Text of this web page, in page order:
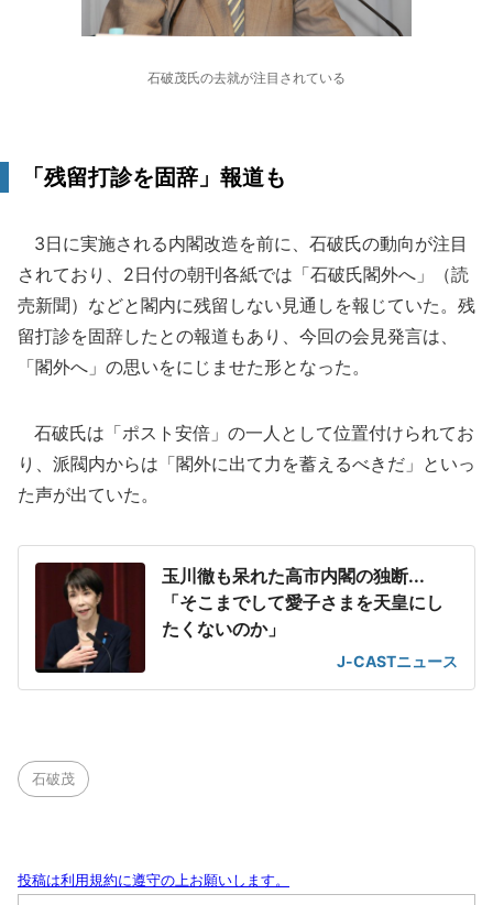
石破茂氏の去就が注目されている
「残留打診を固辞」報道も
3日に実施される内閣改造を前に、石破氏の動向が注目
されており、2日付の朝刊各紙では「石破氏閣外へ」（読
売新聞）などと閣内に残留しない見通しを報じていた。残
留打診を固辞したとの報道もあり、今回の会見発言は、
「閣外へ」の思いをにじませた形となった。
石破氏は「ポスト安倍」の一人として位置付けられてお
り、派閥内からは「閣外に出て力を蓄えるべきだ」といっ
た声が出ていた。
玉川徹も呆れた高市内閣の独断...
「そこまでして愛子さまを天皇にし
たくないのか」
J-CASTニュース
石破茂